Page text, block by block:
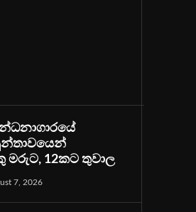
මරුට, 12කට තුවාල
7, 2026